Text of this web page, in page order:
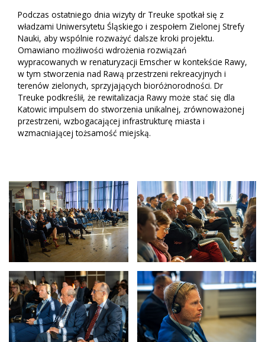
Podczas ostatniego dnia wizyty dr Treuke spotkał się z
władzami Uniwersytetu Śląskiego i zespołem Zielonej Strefy
Nauki, aby wspólnie rozważyć dalsze kroki projektu.
Omawiano możliwości wdrożenia rozwiązań
wypracowanych w renaturyzacji Emscher w kontekście Rawy,
w tym stworzenia nad Rawą przestrzeni rekreacyjnych i
terenów zielonych, sprzyjających bioróżnorodności. Dr
Treuke podkreślił, że rewitalizacja Rawy może stać się dla
Katowic impulsem do stworzenia unikalnej, zrównoważonej
przestrzeni, wzbogacającej infrastrukturę miasta i
wzmacniającej tożsamość miejską.